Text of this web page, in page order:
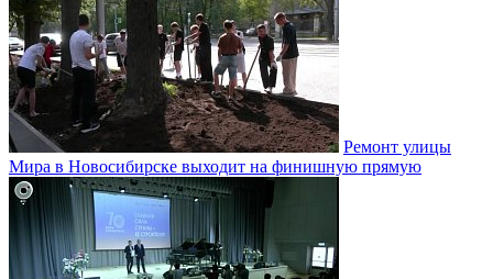
Ремонт улицы
Мира в Новосибирске выходит на финишную прямую